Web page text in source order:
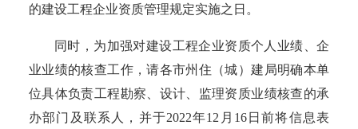
的建设工程企业资质管理规定实施之日。
同时，为加强对建设工程企业资质个人业绩、企
业业绩的核查工作，请各市州住（城）建局明确本单
位具体负责工程勘察、设计、监理资质业绩核查的承
办部门及联系人，并于2022年12月16日前将信息表